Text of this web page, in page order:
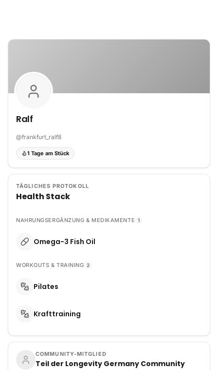
Ralf
@frankfurt_ralf8
1 Tage am Stück
TÄGLICHES PROTOKOLL
Health Stack
NAHRUNGSERGÄNZUNG & MEDIKAMENTE 1
Omega-3 Fish Oil
WORKOUTS & TRAINING 2
Pilates
Krafttraining
COMMUNITY-MITGLIED
Teil der Longevity Germany Community